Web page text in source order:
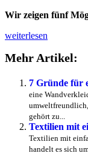
Wir zeigen fünf
5
für
Wandverkleidungen
weiterlesen
Mehr Artikel:
7 Gründe für
eine
gehört zu...
Textilien mit
Textilien mit
handelt es sich